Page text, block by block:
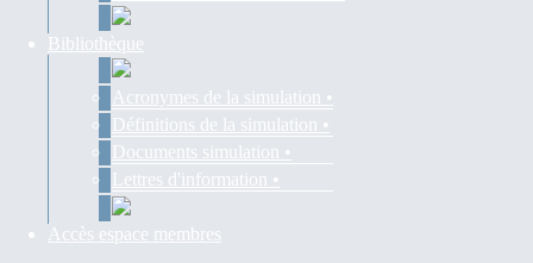
Bibliothèque
Acronymes de la simulation •
Définitions de la simulation •
Documents simulation •
Lettres d'information •
Accès espace membres